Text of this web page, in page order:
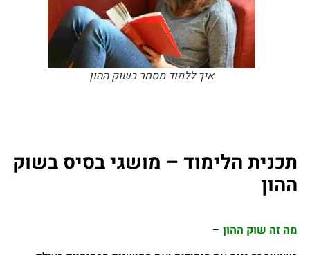
איך ללמוד מסחר בשוק ההון
תכנית הלימוד – מושגי בסיס בשוק
ההון
מה זה שוק ההון–